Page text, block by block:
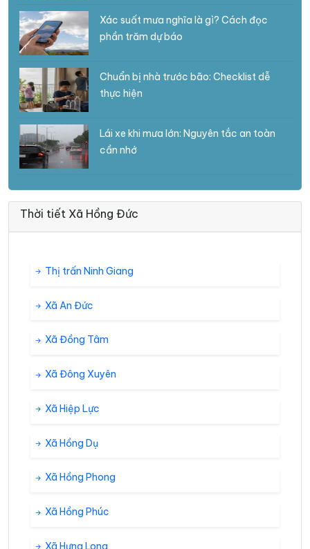
Xác suất mưa nghĩa là gì? Cách đọc
phần trăm dự báo
Chuẩn bị nhà trước bão: Checklist dễ
thực hiện
Lái xe khi mưa lớn: Nguyên tắc an toàn
cần nhớ
Thời tiết Xã Hồng Đức
Thị trấn Ninh Giang
Xã An Đức
Xã Đồng Tâm
Xã Đông Xuyên
Xã Hiệp Lực
Xã Hồng Dụ
Xã Hồng Phong
Xã Hồng Phúc
Xã Hưng Long